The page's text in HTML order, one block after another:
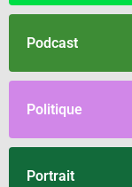
Podcast
Politique
Portrait